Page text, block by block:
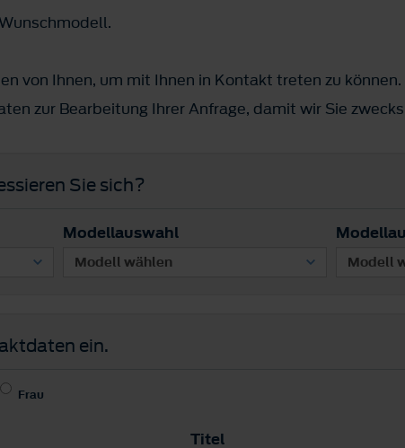
von Ihnen, um mit Ihnen in Kontakt treten zu
zur Bearbeitung Ihrer Anfrage, damit wir Sie
Sie sich?
Modellauswahl
ein.
Frau
Titel